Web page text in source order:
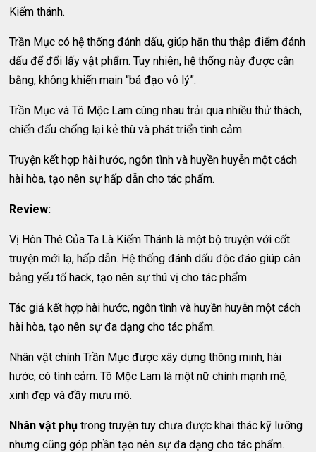
Kiếm thánh.
Trần Mục có hệ thống đánh dấu, giúp hắn thu thập điểm đánh
dấu để đổi lấy vật phẩm. Tuy nhiên, hệ thống này được cân
bằng, không khiến main “bá đạo vô lý”.
Trần Mục và Tô Mộc Lam cùng nhau trải qua nhiều thử thách,
chiến đấu chống lại kẻ thù và phát triển tình cảm.
Truyện kết hợp hài hước, ngôn tình và huyền huyễn một cách
hài hòa, tạo nên sự hấp dẫn cho tác phẩm.
Review:
Vị Hôn Thê Của Ta Là Kiếm Thánh là một bộ truyện với cốt
truyện mới lạ, hấp dẫn. Hệ thống đánh dấu độc đáo giúp cân
bằng yếu tố hack, tạo nên sự thú vị cho tác phẩm.
Tác giả kết hợp hài hước, ngôn tình và huyền huyễn một cách
hài hòa, tạo nên sự đa dạng cho tác phẩm.
Nhân vật chính Trần Mục được xây dựng thông minh, hài
hước, có tình cảm. Tô Mộc Lam là một nữ chính mạnh mẽ,
xinh đẹp và đầy mưu mô.
Nhân vật phụ trong truyện tuy chưa được khai thác kỹ lưỡng
nhưng cũng góp phần tạo nên sự đa dạng cho tác phẩm.